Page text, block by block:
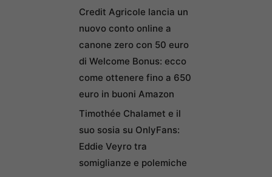
Credit Agricole lancia un
nuovo conto online a
canone zero con 50 euro
di Welcome Bonus: ecco
come ottenere fino a 650
euro in buoni Amazon
Timothée Chalamet e il
suo sosia su OnlyFans:
Eddie Veyro tra
somiglianze e polemiche